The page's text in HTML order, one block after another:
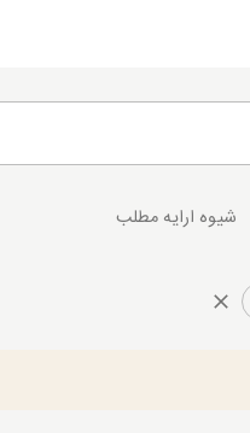
شیوه ارایه مطلب